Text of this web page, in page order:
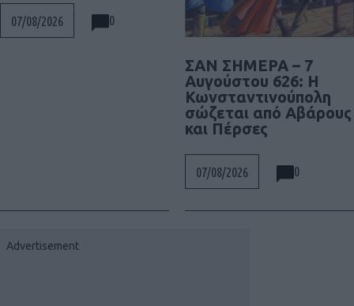
07/08/2026 0
ΣΑΝ ΣΗΜΕΡΑ – 7
Αυγούστου 626: Η
Κωνσταντινούπολη
σώζεται από Αβάρους
και Πέρσες
07/08/2026 0